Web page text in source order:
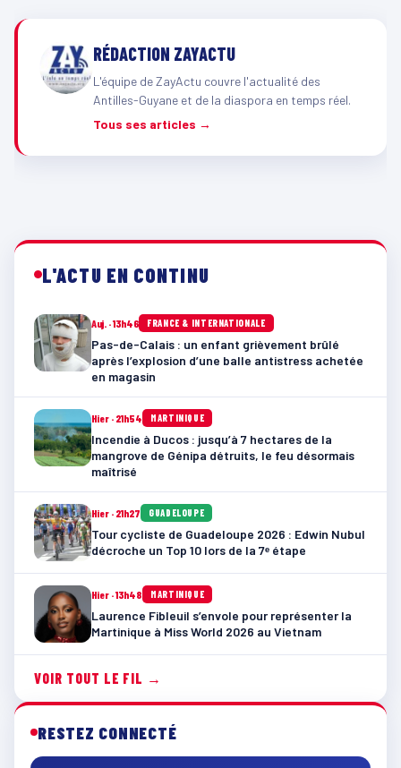
RÉDACTION ZAYACTU
L'équipe de ZayActu couvre l'actualité des
Antilles-Guyane et de la diaspora en temps réel.
Tous ses articles →
L'ACTU EN CONTINU
Auj. · 13h46 FRANCE & INTERNATIONALE
Pas-de-Calais : un enfant grièvement brûlé
après l’explosion d’une balle antistress achetée
en magasin
Hier · 21h54 MARTINIQUE
Incendie à Ducos : jusqu’à 7 hectares de la
mangrove de Génipa détruits, le feu désormais
maîtrisé
Hier · 21h27 GUADELOUPE
Tour cycliste de Guadeloupe 2026 : Edwin Nubul
décroche un Top 10 lors de la 7ᵉ étape
Hier · 13h48 MARTINIQUE
Laurence Fibleuil s’envole pour représenter la
Martinique à Miss World 2026 au Vietnam
VOIR TOUT LE FIL →
RESTEZ CONNECTÉ